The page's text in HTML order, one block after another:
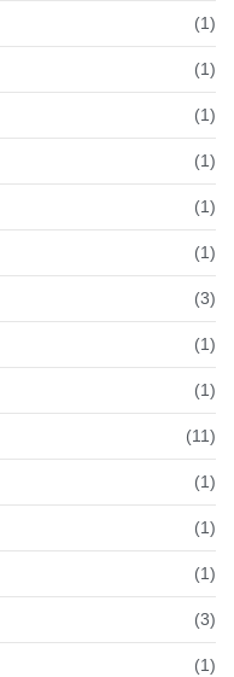
(1)
(1)
(1)
(1)
(1)
(1)
(3)
(1)
(1)
(11)
(1)
(1)
(1)
(3)
(1)